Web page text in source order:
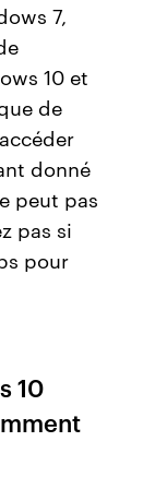
7,
10 et
de
donné
peut pas
pas si
pour
10